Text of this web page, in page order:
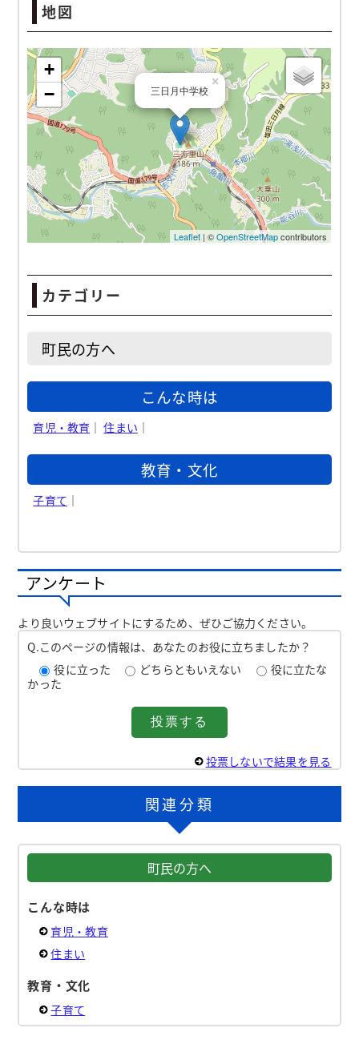
地図
三日月中学校
カテゴリー
町民の方へ
こんな時は
育児・教育 ｜住まい ｜
教育・文化
子育て ｜
アンケート
より良いウェブサイトにするため、ぜひご協力ください。
Q.このページの情報は、あなたのお役に立ちましたか？
役に立った
どちらともいえない
役に立たな
かった
投票しないで結果を見る
関連分類
町民の方へ
こんな時は
育児・教育
住まい
教育・文化
子育て